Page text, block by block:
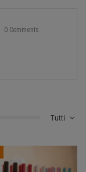
0 Comments
Tutti